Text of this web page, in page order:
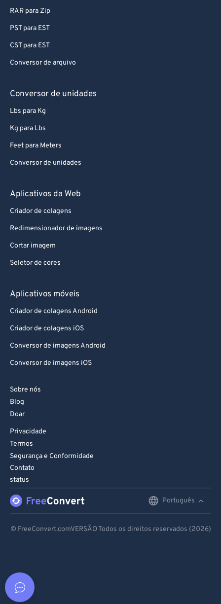
RAR para Zip
PST para EST
CST para EST
Conversor de arquivo
Conversor de unidades
Lbs para Kg
Kg para Lbs
Feet para Meters
Conversor de unidades
Aplicativos da Web
Criador de colagens
Redimensionador de imagens
Cortar imagem
Seletor de cores
Aplicativos móveis
Criador de colagens Android
Criador de colagens iOS
Conversor de imagens Android
Conversor de imagens iOS
Sobre nós
Blog
Doar
Privacidade
Termos
Segurança e Conformidade
Contato
status
Português
© FreeConvert.comVERSÃO Todos os direitos reservados (2026)